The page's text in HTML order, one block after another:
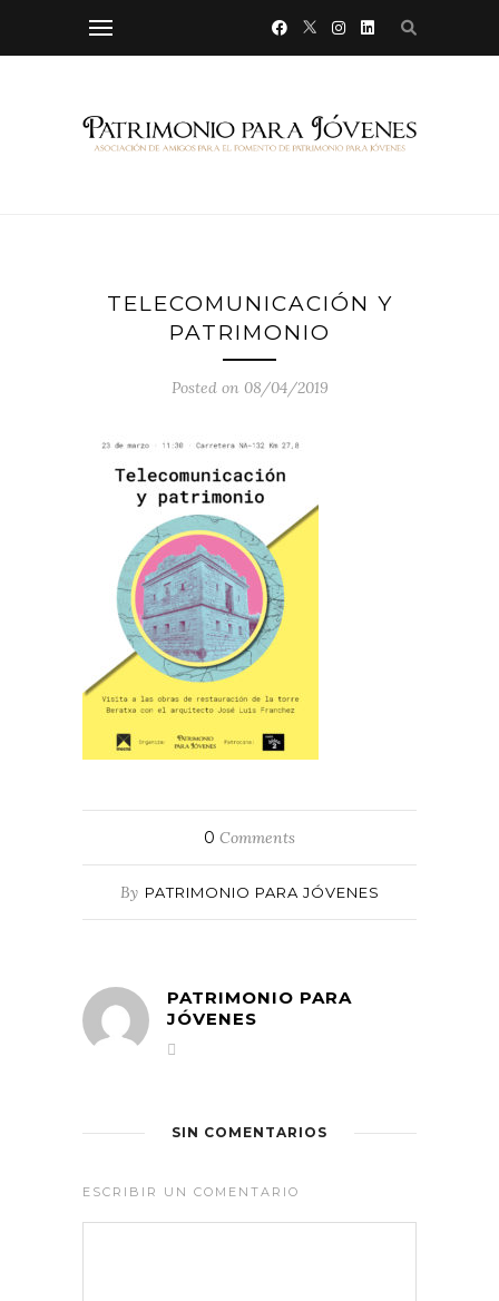
TELECOMUNICACIÓN Y
PATRIMONIO
Posted on 08/04/2019
0 Comments
By PATRIMONIO PARA JÓVENES
PATRIMONIO PARA
JÓVENES
SIN COMENTARIOS
ESCRIBIR UN COMENTARIO